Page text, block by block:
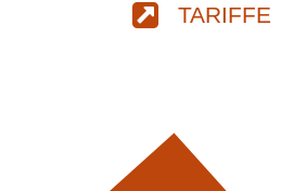
TARIFFE